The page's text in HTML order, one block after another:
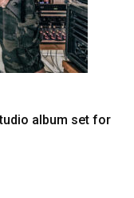
album set for